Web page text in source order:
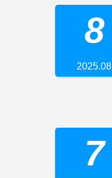
8
2025.08
7